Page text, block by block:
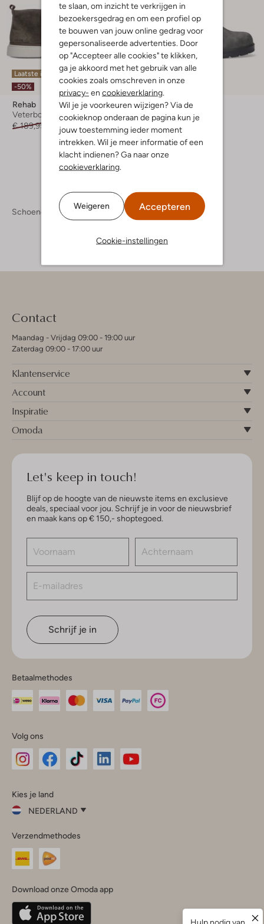
te slaan, om inzicht te verkrijgen in
bezoekersgedrag en om een profiel op
te bouwen van jouw online gedrag voor
gepersonaliseerde advertenties. Door
op "Accepteer alle cookies" te klikken,
ga je akkoord met het gebruik van alle
cookies zoals omschreven in onze
privacy- en cookieverklaring
Wil je je voorkeuren wijzigen? Via de
cookieknop onderaan de pagina kun je
jouw toestemming ieder moment
intrekken. Wil je meer informatie of een
klacht indienen? Ga naar onze
cookieverklaring
Weigeren Accepteren
Cookie-instellingen
Laatste item
-50%
Rehab
Veterboots
€ 189,95
€ 94,99
Laatste items
Blundstone
Chelsea boots
€ 209,95
€ 167,99
+ meer kleuren
Schoenen Boots Boots Heren
Contact
Maandag - Vrijdag 09:00 - 19:00 uur
Zaterdag 09:00 - 17:00 uur
Klantenservice
Account
Inspiratie
Omoda
Let's keep in touch!
Blijf op de hoogte van de nieuwste items en exclusieve
deals, speciaal voor jou. Schrijf je in voor de nieuwsbrief
en maak kans op € 150,- shoptegoed.
Schrijf je in
Betaalmethodes
Volg ons
InstagramFacebook
Kies je land
NEDERLAND
je
land
Nederland
Belgique(Français)
Deutschland
Verzendmethodes
Download onze Omoda app